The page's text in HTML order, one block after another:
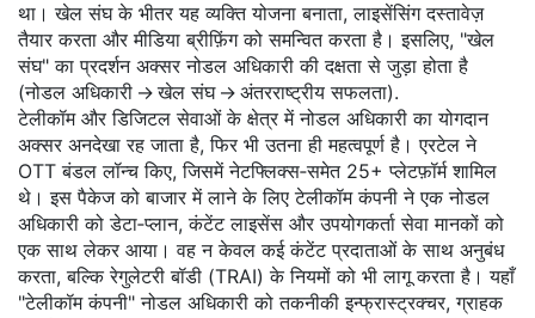
था। खेल संघ के भीतर यह व्यक्ति योजना बनाता, लाइसेंसिंग दस्तावेज़
तैयार करता और मीडिया ब्रीफ़िंग को समन्वित करता है। इसलिए, "खेल
संघ" का प्रदर्शन अक्सर नोडल अधिकारी की दक्षता से जुड़ा होता है
(नोडल अधिकारी → खेल संघ → अंतरराष्ट्रीय सफलता).
टेलीकॉम और डिजिटल सेवाओं के क्षेत्र में नोडल अधिकारी का योगदान
अक्सर अनदेखा रह जाता है, फिर भी उतना ही महत्वपूर्ण है। एरटेल ने
OTT बंडल लॉन्च किए, जिसमें नेटफ्लिक्स‑समेत 25+ प्लेटफ़ॉर्म शामिल
थे। इस पैकेज को बाजार में लाने के लिए टेलीकॉम कंपनी ने एक नोडल
अधिकारी को डेटा‑प्लान, कंटेंट लाइसेंस और उपयोगकर्ता सेवा मानकों को
एक साथ लेकर आया। वह न केवल कई कंटेंट प्रदाताओं के साथ अनुबंध
करता, बल्कि रेगुलेटरी बॉडी (TRAI) के नियमों को भी लागू करता है। यहाँ
"टेलीकॉम कंपनी" नोडल अधिकारी को तकनीकी इन्फ्रास्ट्रक्चर, ग्राहक